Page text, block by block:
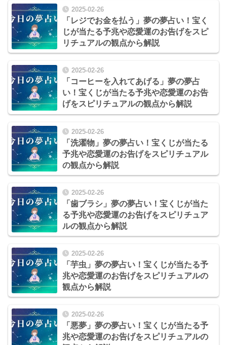
2025-02-26
「レジでお金を払う」夢の夢占い！宝く
じが当たる予兆や恋愛運のお告げをスピ
リチュアルの観点から解説
2025-02-26
「コーヒーを入れてあげる」夢の夢占
い！宝くじが当たる予兆や恋愛運のお告
げをスピリチュアルの観点から解説
2025-02-26
「洗濯物」夢の夢占い！宝くじが当たる
予兆や恋愛運のお告げをスピリチュアル
の観点から解説
2025-02-26
「歯ブラシ」夢の夢占い！宝くじが当た
る予兆や恋愛運のお告げをスピリチュア
ルの観点から解説
2025-02-26
「芋虫」夢の夢占い！宝くじが当たる予
兆や恋愛運のお告げをスピリチュアルの
観点から解説
2025-02-26
「悪夢」夢の夢占い！宝くじが当たる予
兆や恋愛運のお告げをスピリチュアルの